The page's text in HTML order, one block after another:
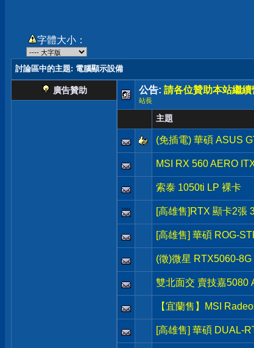
字體大小：
討論區中的主題: 電腦顯示設備
廣告贊助 公告: 請各位贊助本站繼續
站長
主題
(免插電) 華碩 ASUS
MSI RX 560 AERO
索泰 1050ti LP 裸卡
[高雄售]RTX 顯卡2張
[高雄售] 華碩 ROG-
(徵)微星 RTX5060-8G
雙北面交 賣技嘉5080
【宜蘭售】MSI
[高雄售] 華碩 DUAL-